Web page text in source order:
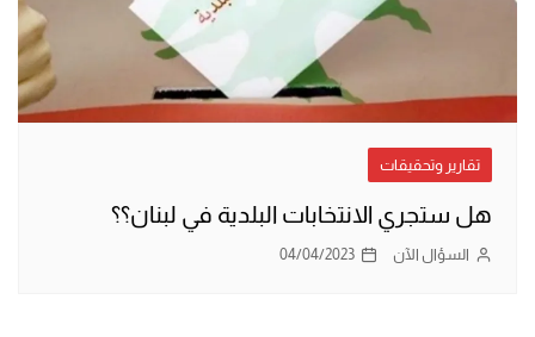
تقارير وتحقيقات
هل ستجري الانتخابات البلدية في لبنان؟؟
السؤال الآن 04/04/2023